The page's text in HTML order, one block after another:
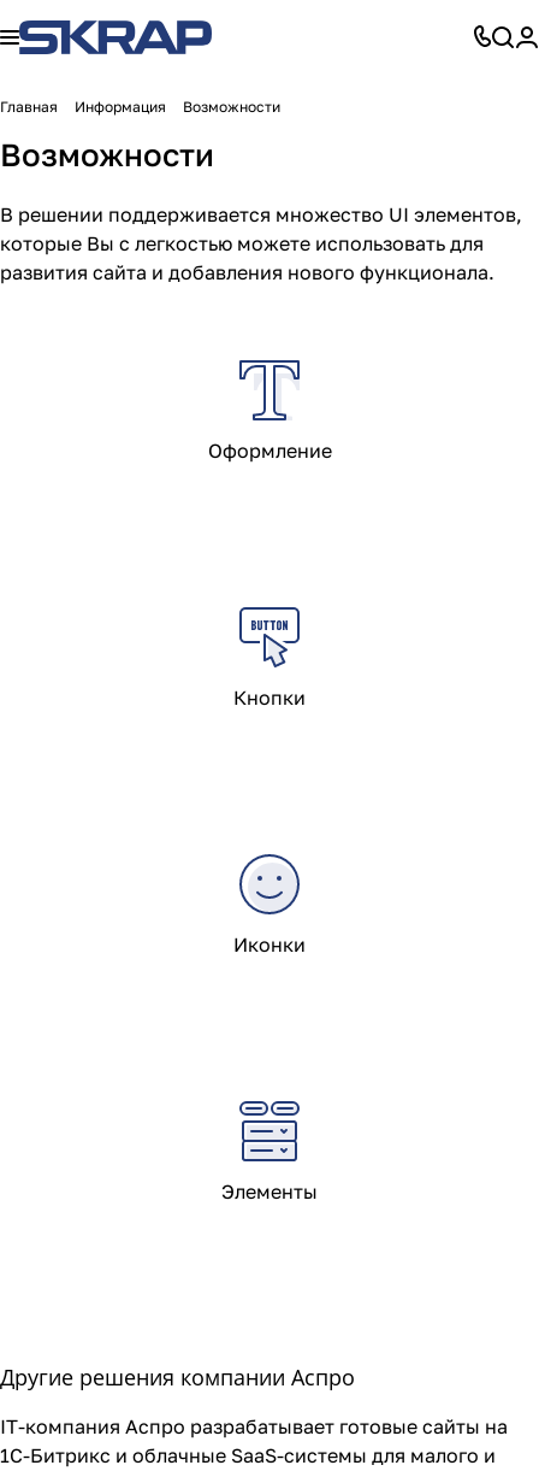
Главная Информация Возможности
Возможности
В решении поддерживается множество UI элементов,
которые Вы с легкостью можете использовать для
развития сайта и добавления нового функционала.
Оформление
Кнопки
Иконки
Элементы
Другие решения компании Аспро
IT-компания Аспро разрабатывает готовые сайты на
1С-Битрикс и облачные SaaS-системы для малого и